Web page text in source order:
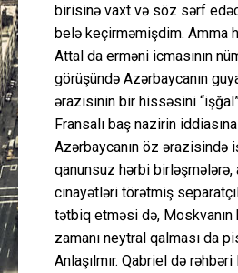
birisinə vaxt və söz sərf
belə keçirməmişdim. Amma
Attal da erməni icmasının
görüşündə Azərbaycanın
ərazisinin bir hissəsini
Fransalı baş nazirin
Azərbaycanın öz ərazisində
qanunsuz hərbi birləşmələrə,
cinayətləri törətmiş
tətbiq etməsi də, Moskvanın
zamanı neytral qalması da
Anlaşılmır. Qabriel də